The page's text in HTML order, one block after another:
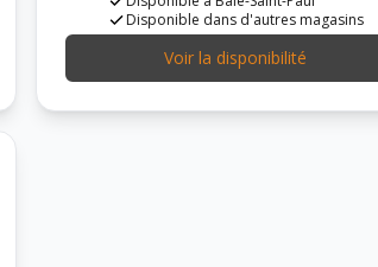
Disponible dans d'autres magasins
Voir la disponibilité